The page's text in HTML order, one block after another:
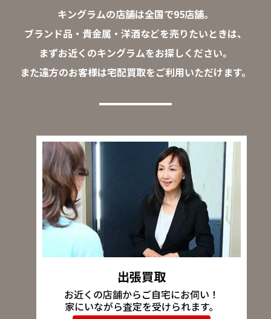
キングラムの店舗は全国で95店舗。
ブランド品・貴金属・洋酒などを売りたいときは、
まずお近くのキングラムをお探しください。
また遠方のお客様は宅配買取をご利用いただけます。
出張買取
お近くの店舗からご自宅にお伺い！
家にいながら査定を受けられます。